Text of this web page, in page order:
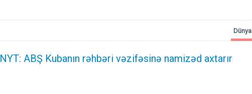
NYT: ABŞ Kubanın rəhbəri vəzifəsinə namizəd axtarır
Dünya